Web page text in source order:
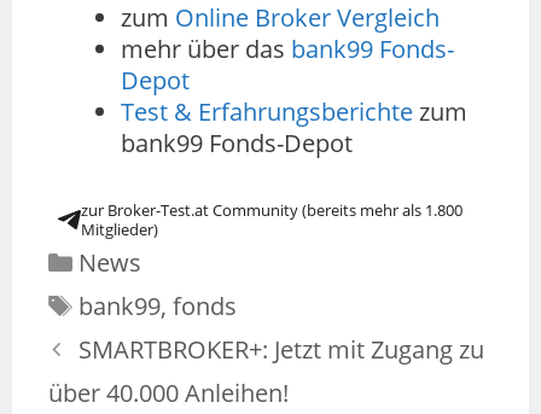
zum Online Broker Vergleich
mehr über das bank99 Fonds-
Depot
Test & Erfahrungsberichtezum
bank99 Fonds-Depot
zur Broker-Test.at Community (bereits mehr als 1.800
Mitglieder)
News
bank99, fonds
SMARTBROKER+: Jetzt mit Zugang zu
über 40.000 Anleihen!